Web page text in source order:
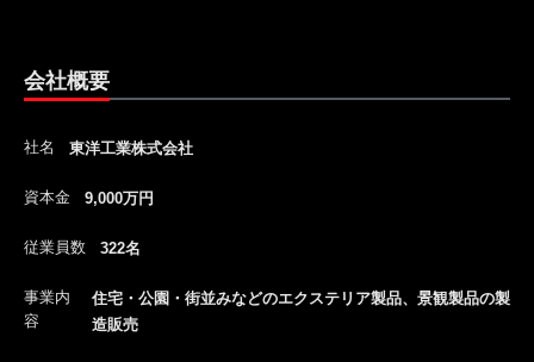
会社概要
社名 東洋工業株式会社
資本金 9,000万円
従業員数 322名
事業内
容
住宅・公園・街並みなどのエクステリア製品、景観製品の製
造販売